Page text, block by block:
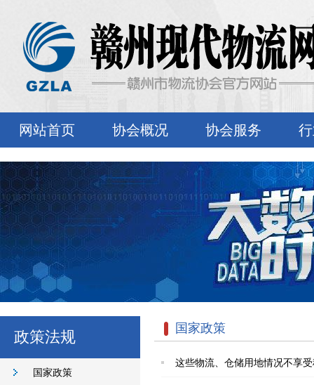
网站首页 协会概况 协会服务
政策法规
国家政策
国家政策
这些物流、仓储用地情况不享